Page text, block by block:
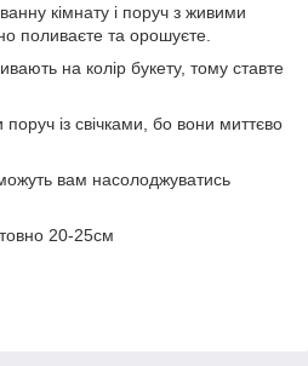
кімнату і поруч з живими
поливаєте та орошуєте.
на колір букету, тому ставте
із свічками, бо вони миттєво
вам насолоджуватись
20-25см